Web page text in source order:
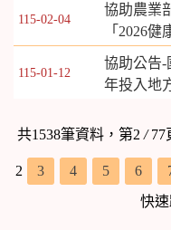
115-02-04
協助農業
「2026
115-01-12
協助公告-
年投入地
共1538筆資料，第2 /77
2 3 4 5 6
快